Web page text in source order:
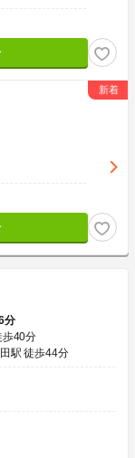
分
歩40分
駅 徒歩44分